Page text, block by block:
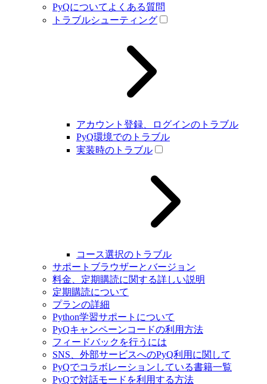
PyQについてよくある質問
トラブルシューティング
アカウント登録、ログインのトラブル
PyQ環境でのトラブル
実装時のトラブル
コース選択のトラブル
サポートブラウザーとバージョン
料金、定期購読に関する詳しい説明
定期購読について
プランの詳細
Python学習サポートについて
PyQキャンペーンコードの利用方法
フィードバックを行うには
SNS、外部サービスへのPyQ利用に関して
PyQでコラボレーションしている書籍一覧
PyQで対話モードを利用する方法